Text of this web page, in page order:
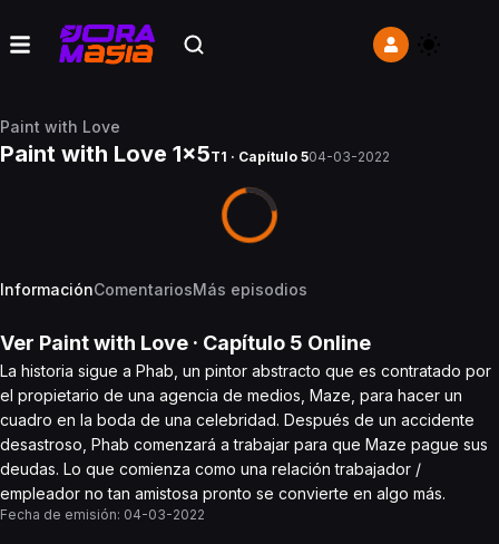
Paint with Love
Paint with Love 1x5T1 · Capítulo 504-03-2022
InformaciónComentariosMás episodios
Ver Paint with Love · Capítulo 5 Online
La historia sigue a Phab, un pintor abstracto que es contratado por
el propietario de una agencia de medios, Maze, para hacer un
cuadro en la boda de una celebridad. Después de un accidente
desastroso, Phab comenzará a trabajar para que Maze pague sus
deudas. Lo que comienza como una relación trabajador /
empleador no tan amistosa pronto se convierte en algo más.
Fecha de emisión: 04-03-2022